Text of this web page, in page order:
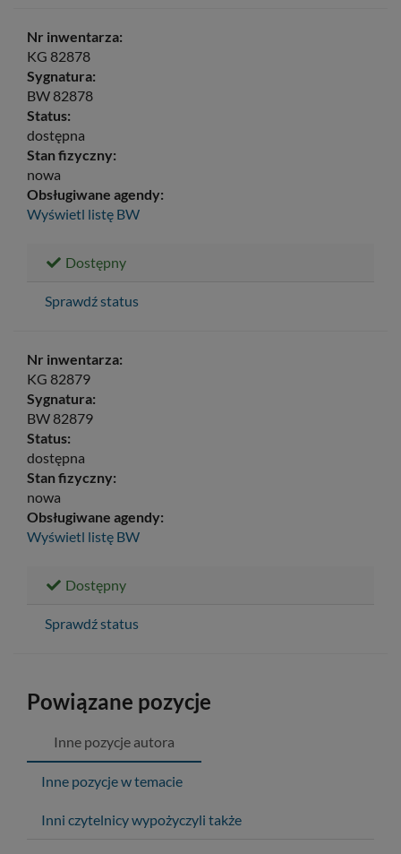
Nr inwentarza:
KG 82878
Sygnatura:
BW 82878
Status:
dostępna
Stan fizyczny:
nowa
Obsługiwane agendy:
Wyświetl listę BW
Dostępny
Sprawdź status
Nr inwentarza:
KG 82879
Sygnatura:
BW 82879
Status:
dostępna
Stan fizyczny:
nowa
Obsługiwane agendy:
Wyświetl listę BW
Dostępny
Sprawdź status
Powiązane pozycje
Inne pozycje autora
Inne pozycje w temacie
Inni czytelnicy wypożyczyli także